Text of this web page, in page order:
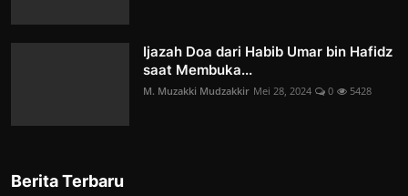
Ijazah Doa dari Habib Umar bin Hafidz
saat Membuka...
M. Muzakki Mudzakkir Mei 28, 2024 0 5428
Berita Terbaru